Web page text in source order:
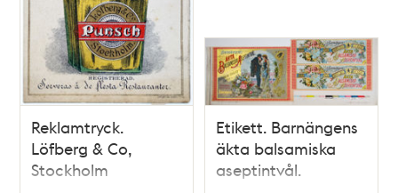
Reklamtryck.
Löfberg & Co,
Stockholm
Etikett. Barnängens
äkta balsamiska
aseptintvål.